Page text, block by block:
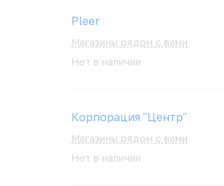
Pleer
Магазины рядом с вами
Нет в наличии
Корпорация "Центр"
Магазины рядом с вами
Нет в наличии